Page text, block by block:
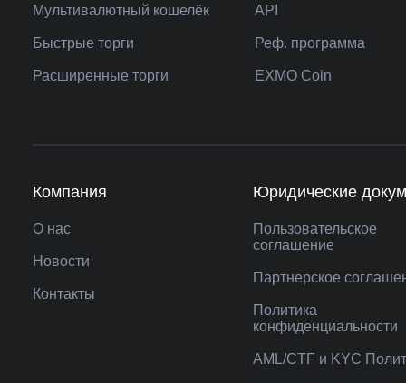
Мультивалютный кошелёк
Быстрые торги
Расширенные торги
API
Реф. программа
EXMO Coin
Компания
О нас
Новости
Контакты
Юридические
Пользовательское
соглашение
Партнерское
Политика
конфиденциальности
AML/CTF и KYC